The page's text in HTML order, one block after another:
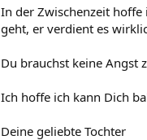
In der Zwischenzeit hoffe
geht, er verdient es
Du brauchst keine Angst
Ich hoffe ich kann Dich
Deine geliebte Tochter